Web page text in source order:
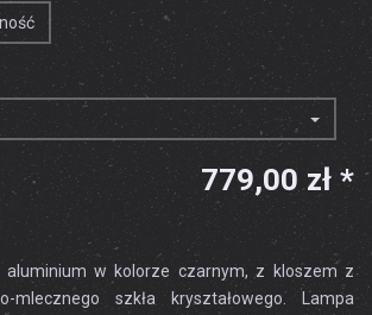
779,00 zł *
aluminium w kolorze czarnym, z kloszem z
mlecznego szkła kryształowego. Lampa